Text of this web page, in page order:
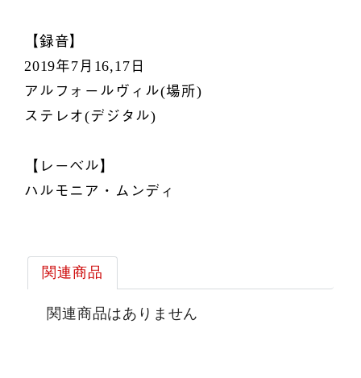
【録音】
2019年7月16,17日
アルフォールヴィル(場所)
ステレオ(デジタル)
【レーベル】
ハルモニア・ムンディ
関連商品
関連商品はありません